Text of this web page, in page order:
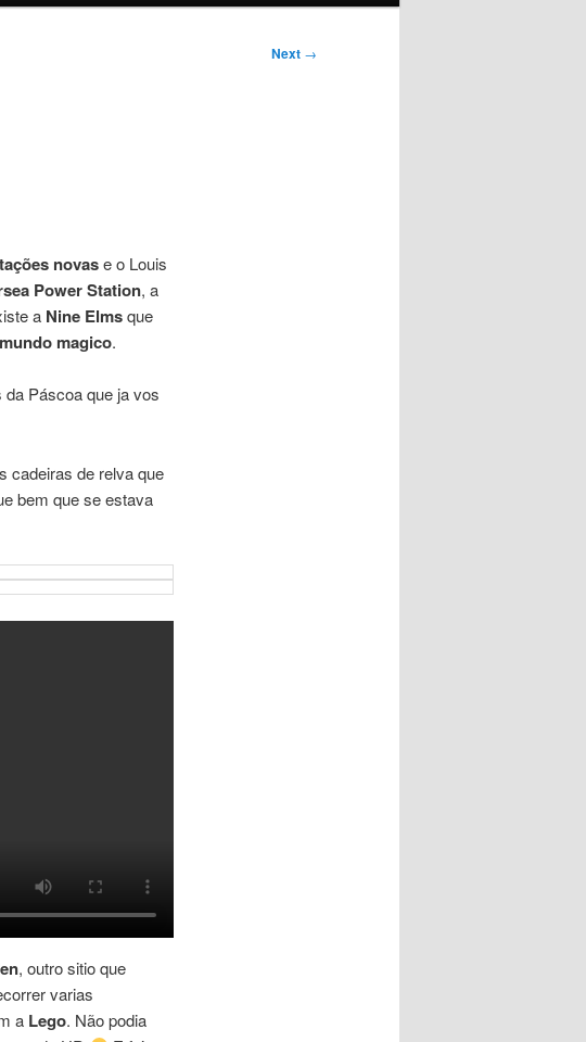
Next →
novase o Louis
Power Station, a
a Nine Elmsque
mundo magico.
Páscoa que ja vos
cadeiras de relva que
bem que se estava
, outro sitio que
varias
a Lego. Não podia